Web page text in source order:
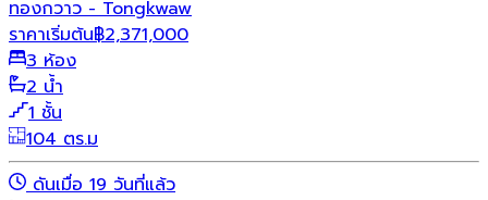
ทองกวาว - Tongkwaw
ราคาเริ่มต้น฿2,371,000
3 ห้อง
2 น้ำ
1 ชั้น
104 ตร.ม
ดันเมื่อ 19 วันที่แล้ว